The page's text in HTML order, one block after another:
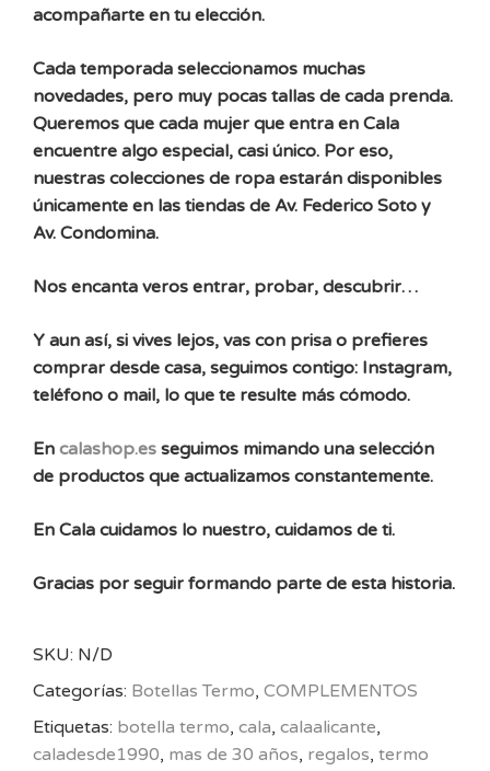
acompañarte en tu elección.
Cada temporada seleccionamos muchas
novedades, pero muy pocas tallas de cada prenda.
Queremos que cada mujer que entra en Cala
encuentre algo especial, casi único. Por eso,
nuestras colecciones de ropa estarán disponibles
únicamente en las tiendas de Av. Federico Soto y
Av. Condomina.
Nos encanta veros entrar, probar, descubrir…
Y aun así, si vives lejos, vas con prisa o prefieres
comprar desde casa, seguimos contigo: Instagram,
teléfono o mail, lo que te resulte más cómodo.
En calashop.es seguimos mimando una selección
de productos que actualizamos constantemente.
En Cala cuidamos lo nuestro, cuidamos de ti.
Gracias por seguir formando parte de esta historia.
SKU: N/D
Categorías: Botellas Termo, COMPLEMENTOS
Etiquetas: botella termo, cala, calaalicante,
caladesde1990, mas de 30 años, regalos, termo